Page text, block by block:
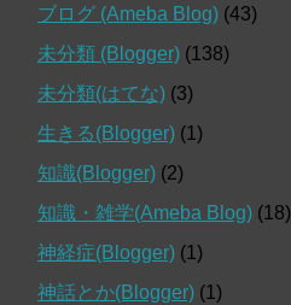
ブログ (Ameba Blog) (43)
未分類 (Blogger) (138)
未分類(はてな) (3)
生きる(Blogger) (1)
知識(Blogger) (2)
知識・雑学(Ameba Blog) (18)
神経症(Blogger) (1)
神話とか(Blogger) (1)